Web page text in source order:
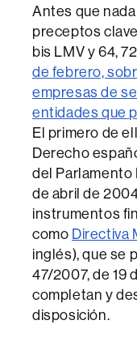
Antes que
preceptos
bis LMV y 64,
de febrero,
empresas de
entidades que
El primero de
Derecho
del Parlamento
de abril de
instrumentos
como Directiva
inglés), que se
47/2007, de 19
completan y
disposición.